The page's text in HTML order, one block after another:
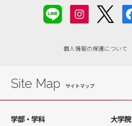
2019年03月
個人情報の保護について
Site Map
学部・学科 大学院